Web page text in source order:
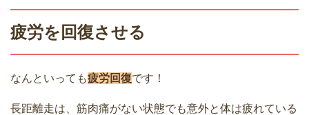
疲労を回復させる
なんといっても疲労回復です！
長距離走は、筋肉痛がない状態でも意外と体は疲れている